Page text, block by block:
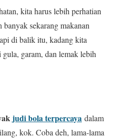
kita harus lebih perhatian
sekarang makanan
di balik itu, kadang kita
garam, dan lemak lebih
judi bola terpercaya dalam
kok. Coba deh, lama-lama